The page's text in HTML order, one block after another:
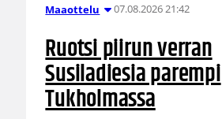
Maaottelu 07.08.2026 21:42
Ruotsi piirun verran
Susiladiesia parempi
Tukholmassa